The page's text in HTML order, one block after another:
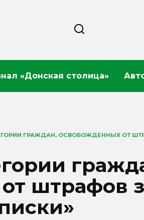
«Донская столица»
ГРАЖДАН, ОСВОБОЖДЕННЫХ ОТ
штрафов